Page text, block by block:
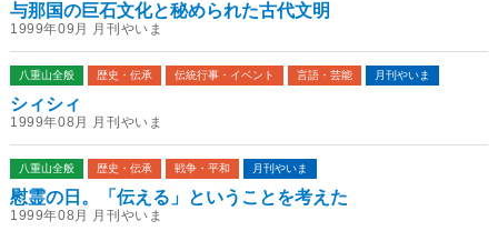
与那国の巨石文化と秘められた古代文明
1999年09月 月刊やいま
八重山全般 歴史・伝承 伝統行事・イベント 言語・芸能 月刊やいま
シィシィ
1999年08月 月刊やいま
八重山全般 歴史・伝承 戦争・平和 月刊やいま
慰霊の日。「伝える」ということを考えた
1999年08月 月刊やいま